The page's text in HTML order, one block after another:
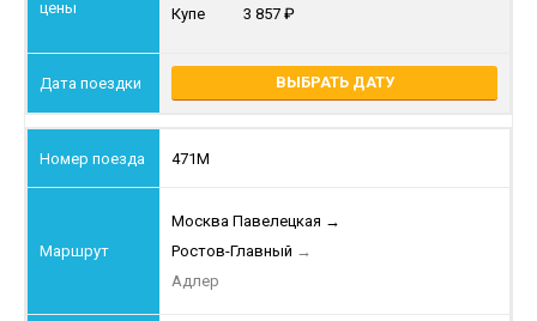
Купе 3 857
ВЫБРАТЬ ДАТУ
471М
Москва Павелецкая →
Ростов-Главный →
Адлер